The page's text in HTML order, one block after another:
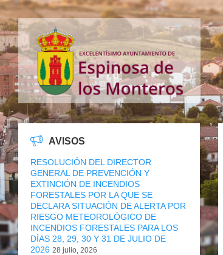
AVISOS
RESOLUCIÓN DEL DIRECTOR
GENERAL DE PREVENCIÓN Y
EXTINCIÓN DE INCENDIOS
FORESTALES POR LA QUE SE
DECLARA SITUACIÓN DE ALERTA POR
RIESGO METEOROLÓGICO DE
INCENDIOS FORESTALES PARA LOS
DÍAS 28, 29, 30 Y 31 DE JULIO DE
2026 28 julio, 2026